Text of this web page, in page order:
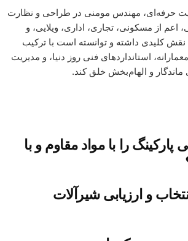
حرفه‌ای، مهندس مومنی در طراحی و نظارت
اعم از مسکونی، تجاری، اداری، ویلایی، و
نقش کلیدی داشته و توانسته است با ترکیب
استانداردهای فنی روز دنیا، و مدیریت
ماندگار و الهام‌بخش خلق کند.
را با مواد مقاوم و با
و ارزیابی شیرآلات